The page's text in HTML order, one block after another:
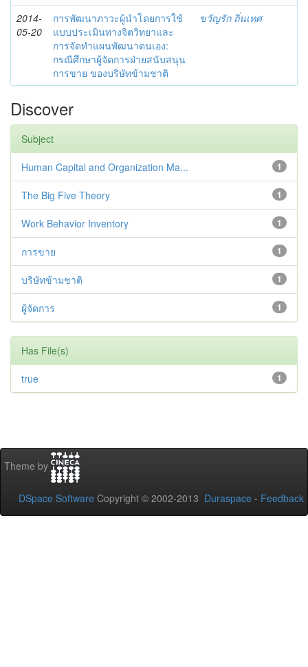
2014-
05-20
การพัฒนาภาวะผู้นำโดยการใช้
แบบประเมินทางจิตวิทยาและ
การจัดทำแผนพัฒนาตนเอง:
กรณีศึกษาผู้จัดการฝ่ายสนับสนุน
การขาย ของบริษัทข้ามชาติ
ขวัญรัก ถิ่นเทศ
Discover
Subject
1
Human Capital and Organization Ma...
1
The Big Five Theory
1
Work Behavior Inventory
1
การขาย
1
บริษัทข้ามชาติ
1
ผู้จัดการ
Has File(s)
1
true
Theme by
DSpace Software Copyright © 2002-2013 Duraspace - Feedback